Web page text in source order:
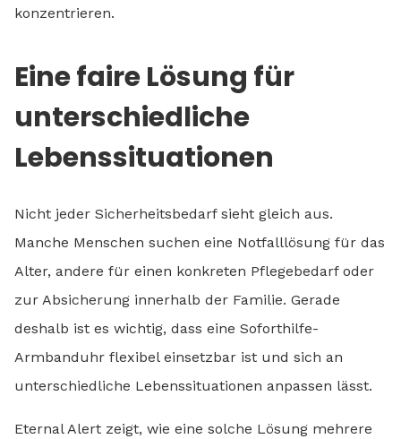
konzentrieren.
Eine faire Lösung für
unterschiedliche
Lebenssituationen
Nicht jeder Sicherheitsbedarf sieht gleich aus.
Manche Menschen suchen eine Notfalllösung für das
Alter, andere für einen konkreten Pflegebedarf oder
zur Absicherung innerhalb der Familie. Gerade
deshalb ist es wichtig, dass eine Soforthilfe-
Armbanduhr flexibel einsetzbar ist und sich an
unterschiedliche Lebenssituationen anpassen lässt.
Eternal Alert zeigt, wie eine solche Lösung mehrere